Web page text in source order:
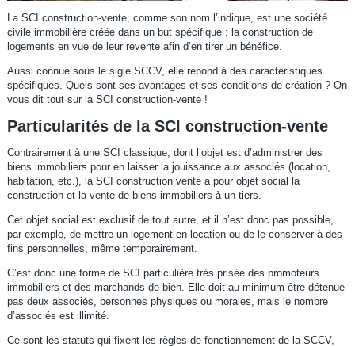
La SCI construction-vente, comme son nom l’indique, est une société
civile immobilière créée dans un but spécifique : la construction de
logements en vue de leur revente afin d’en tirer un bénéfice.
Aussi connue sous le sigle SCCV, elle répond à des caractéristiques
spécifiques. Quels sont ses avantages et ses conditions de création ? On
vous dit tout sur la SCI construction-vente !
Particularités de la SCI construction-vente
Contrairement à une SCI classique, dont l’objet est d’administrer des
biens immobiliers pour en laisser la jouissance aux associés (location,
habitation, etc.), la SCI construction vente a pour objet social la
construction et la vente de biens immobiliers à un tiers.
Cet objet social est exclusif de tout autre, et il n’est donc pas possible,
par exemple, de mettre un logement en location ou de le conserver à des
fins personnelles, même temporairement.
C’est donc une forme de SCI particulière très prisée des promoteurs
immobiliers et des marchands de bien. Elle doit au minimum être détenue
pas deux associés, personnes physiques ou morales, mais le nombre
d’associés est illimité.
Ce sont les statuts qui fixent les règles de fonctionnement de la SCCV,